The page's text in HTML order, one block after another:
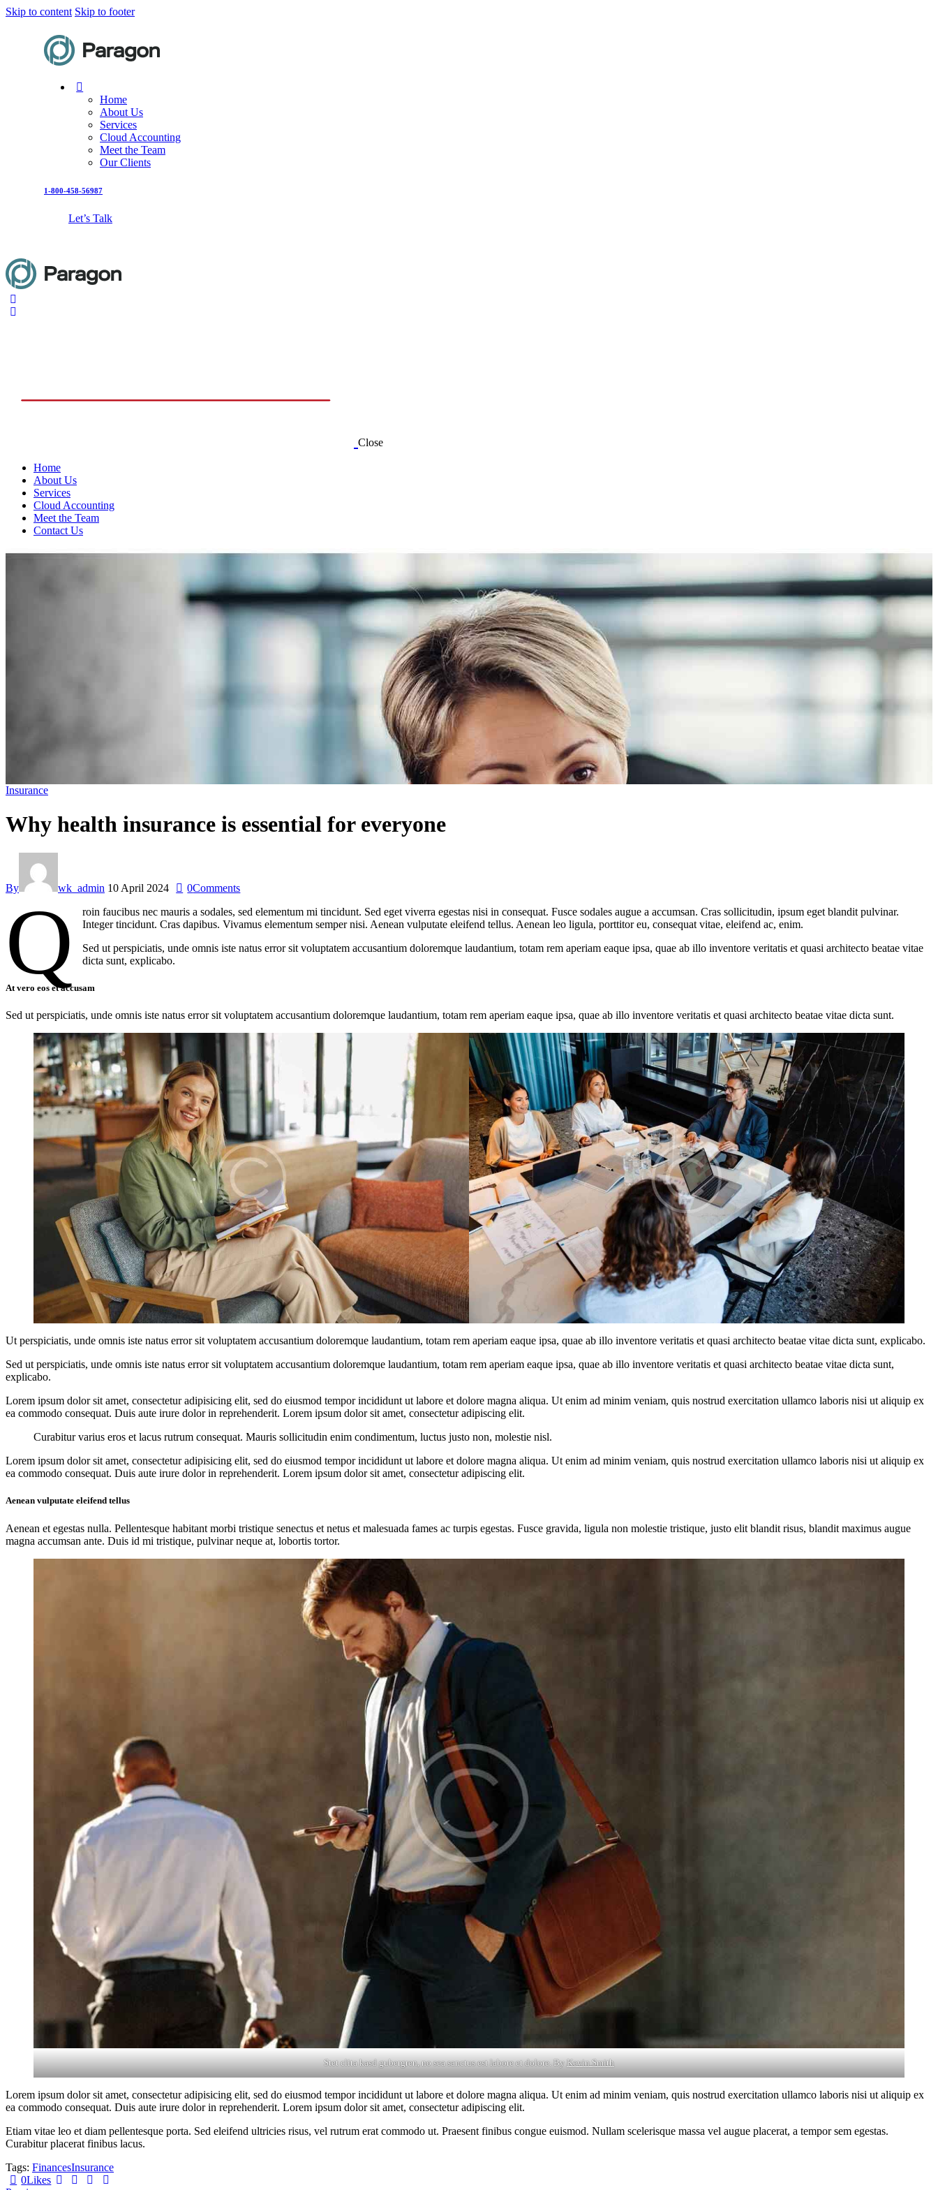
Skip to content Skip to footer
Home
About Us
Services
Cloud Accounting
Meet the Team
Our Clients
1-800-458-56987
Let’s Talk
Close
Home
About Us
Services
Cloud Accounting
Meet the Team
Contact Us
Insurance
Why health insurance is essential for everyone
By wk_admin 10 April 2024 0Comments
Q
roin faucibus nec mauris a sodales, sed elementum mi tincidunt. Sed eget viverra egestas nisi in consequat. Fusce sodales augue a accumsan. Cras sollicitudin, ipsum eget blandit pulvinar.
Integer tincidunt. Cras dapibus. Vivamus elementum semper nisi. Aenean vulputate eleifend tellus. Aenean leo ligula, porttitor eu, consequat vitae, eleifend ac, enim.
Sed ut perspiciatis, unde omnis iste natus error sit voluptatem accusantium doloremque laudantium, totam rem aperiam eaque ipsa, quae ab illo inventore veritatis et quasi architecto beatae vitae
dicta sunt, explicabo.
At vero eos et accusam
Sed ut perspiciatis, unde omnis iste natus error sit voluptatem accusantium doloremque laudantium, totam rem aperiam eaque ipsa, quae ab illo inventore veritatis et quasi architecto beatae vitae dicta sunt.
Ut perspiciatis, unde omnis iste natus error sit voluptatem accusantium doloremque laudantium, totam rem aperiam eaque ipsa, quae ab illo inventore veritatis et quasi architecto beatae vitae dicta sunt, explicabo.
Sed ut perspiciatis, unde omnis iste natus error sit voluptatem accusantium doloremque laudantium, totam rem aperiam eaque ipsa, quae ab illo inventore veritatis et quasi architecto beatae vitae dicta sunt,
explicabo.
Lorem ipsum dolor sit amet, consectetur adipisicing elit, sed do eiusmod tempor incididunt ut labore et dolore magna aliqua. Ut enim ad minim veniam, quis nostrud exercitation ullamco laboris nisi ut aliquip ex
ea commodo consequat. Duis aute irure dolor in reprehenderit. Lorem ipsum dolor sit amet, consectetur adipiscing elit.
Curabitur varius eros et lacus rutrum consequat. Mauris sollicitudin enim condimentum, luctus justo non, molestie nisl.
Lorem ipsum dolor sit amet, consectetur adipisicing elit, sed do eiusmod tempor incididunt ut labore et dolore magna aliqua. Ut enim ad minim veniam, quis nostrud exercitation ullamco laboris nisi ut aliquip ex
ea commodo consequat. Duis aute irure dolor in reprehenderit. Lorem ipsum dolor sit amet, consectetur adipiscing elit.
Aenean vulputate eleifend tellus
Aenean et egestas nulla. Pellentesque habitant morbi tristique senectus et netus et malesuada fames ac turpis egestas. Fusce gravida, ligula non molestie tristique, justo elit blandit risus, blandit maximus augue
magna accumsan ante. Duis id mi tristique, pulvinar neque at, lobortis tortor.
Stet clita kasd gubergren, no sea sanctus est labore et dolore. By Kevin Smith
Lorem ipsum dolor sit amet, consectetur adipisicing elit, sed do eiusmod tempor incididunt ut labore et dolore magna aliqua. Ut enim ad minim veniam, quis nostrud exercitation ullamco laboris nisi ut aliquip ex
ea commodo consequat. Duis aute irure dolor in reprehenderit. Lorem ipsum dolor sit amet, consectetur adipiscing elit.
Etiam vitae leo et diam pellentesque porta. Sed eleifend ultricies risus, vel rutrum erat commodo ut. Praesent finibus congue euismod. Nullam scelerisque massa vel augue placerat, a tempor sem egestas.
Curabitur placerat finibus lacus.
Tags: FinancesInsurance
0Likes